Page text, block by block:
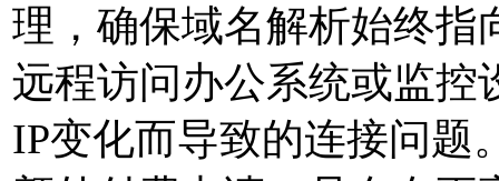
理，确保域名解析始终指
远程访问办公系统或监控
IP变化而导致的连接问题